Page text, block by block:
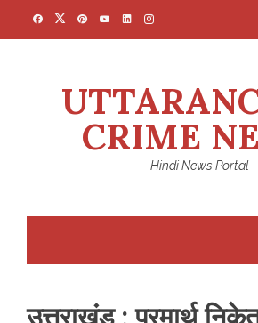
CRIME
Hindi News Portal